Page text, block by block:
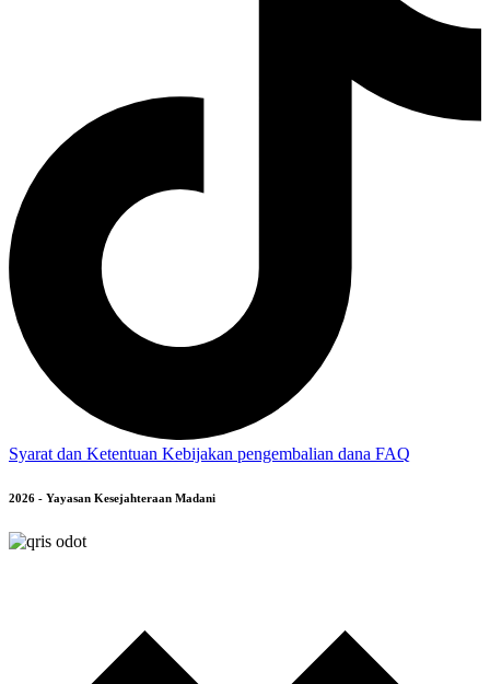
Syarat dan Ketentuan Kebijakan pengembalian dana FAQ
2026 - Yayasan Kesejahteraan Madani